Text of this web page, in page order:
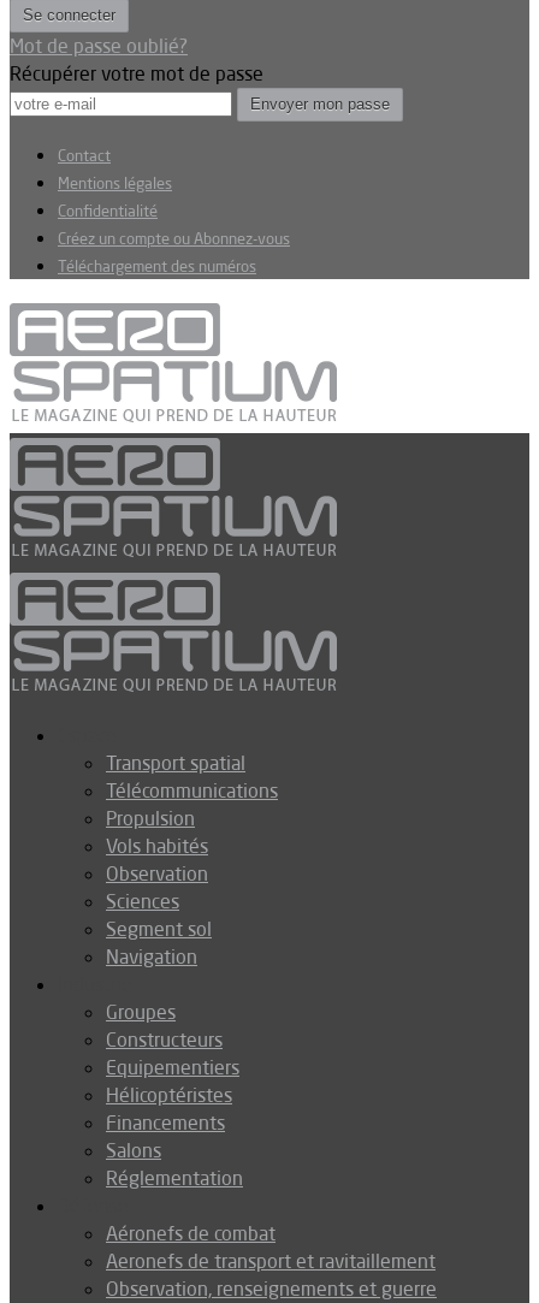
Mot de passe oublié?
Récupérer votre mot de passe
Contact
Mentions légales
Confidentialité
Créez un compte ou Abonnez-vous
Téléchargement des numéros
Transport spatial
Télécommunications
Propulsion
Vols habités
Observation
Sciences
Segment sol
Navigation
Groupes
Constructeurs
Equipementiers
Hélicoptéristes
Financements
Salons
Réglementation
Aéronefs de combat
Aeronefs de transport et ravitaillement
Observation, renseignements et guerre